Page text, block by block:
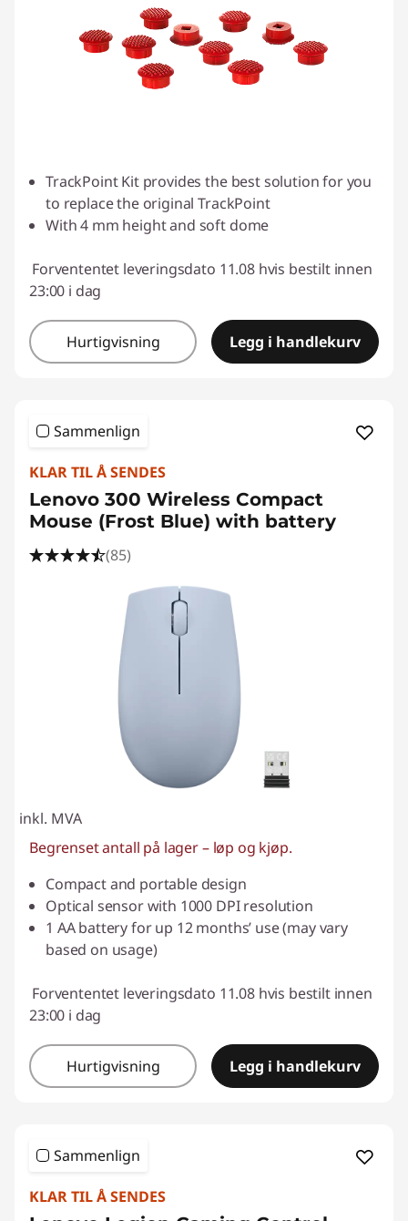
TrackPoint Kit provides the best solution for you
to replace the original TrackPoint
With 4 mm height and soft dome
Forvententet leveringsdato 11.08 hvis bestilt innen
23:00 i dag
Hurtigvisning Legg i handlekurv
Sammenlign
KLAR TIL Å SENDES
Lenovo 300 Wireless Compact
Mouse (Frost Blue) with battery
(85)
inkl. MVA
Begrenset antall på lager – løp og kjøp.
Compact and portable design
Optical sensor with 1000 DPI resolution
1 AA battery for up 12 months’ use (may vary
based on usage)
Forvententet leveringsdato 11.08 hvis bestilt innen
23:00 i dag
Hurtigvisning Legg i handlekurv
Sammenlign
KLAR TIL Å SENDES